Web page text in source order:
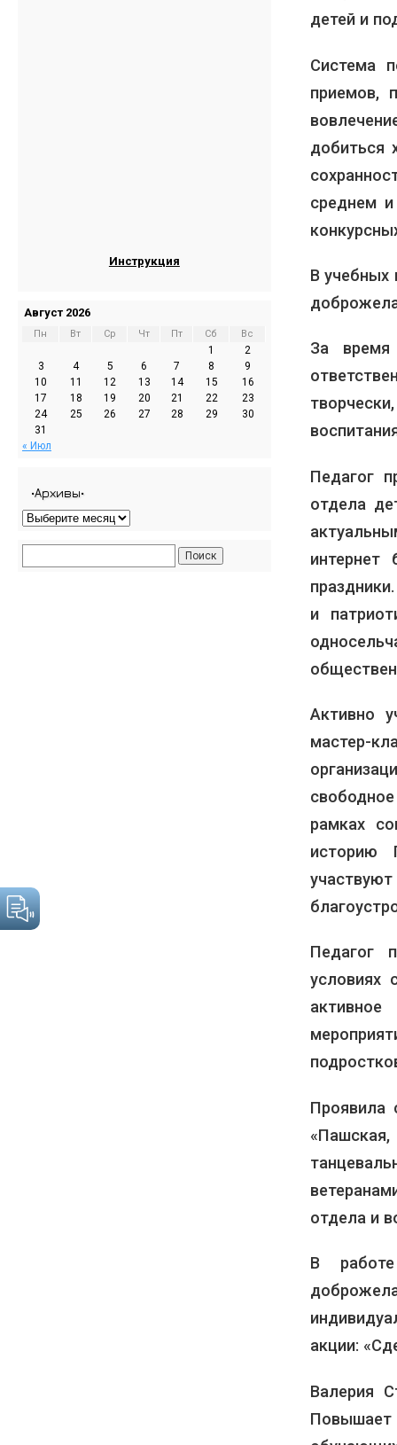
детей и
Система
приемов,
добиться
среднем
В учебных
За время
Педагог
отдела
интернет
и
Активно
мастер-
рамках
историю
Педагог
условиях
Проявила
отдела и
В
акции:
Валерия
Инструкция
Август 2026
Пн Вт Ср Чт Пт Сб Вс
1
2
3
4 5 6 7 8
9
10
11 12 13 14 15
16
17
18 19 20 21 22
23
24
25 26 27 28 29
30
31
« Июл
•Архивы•